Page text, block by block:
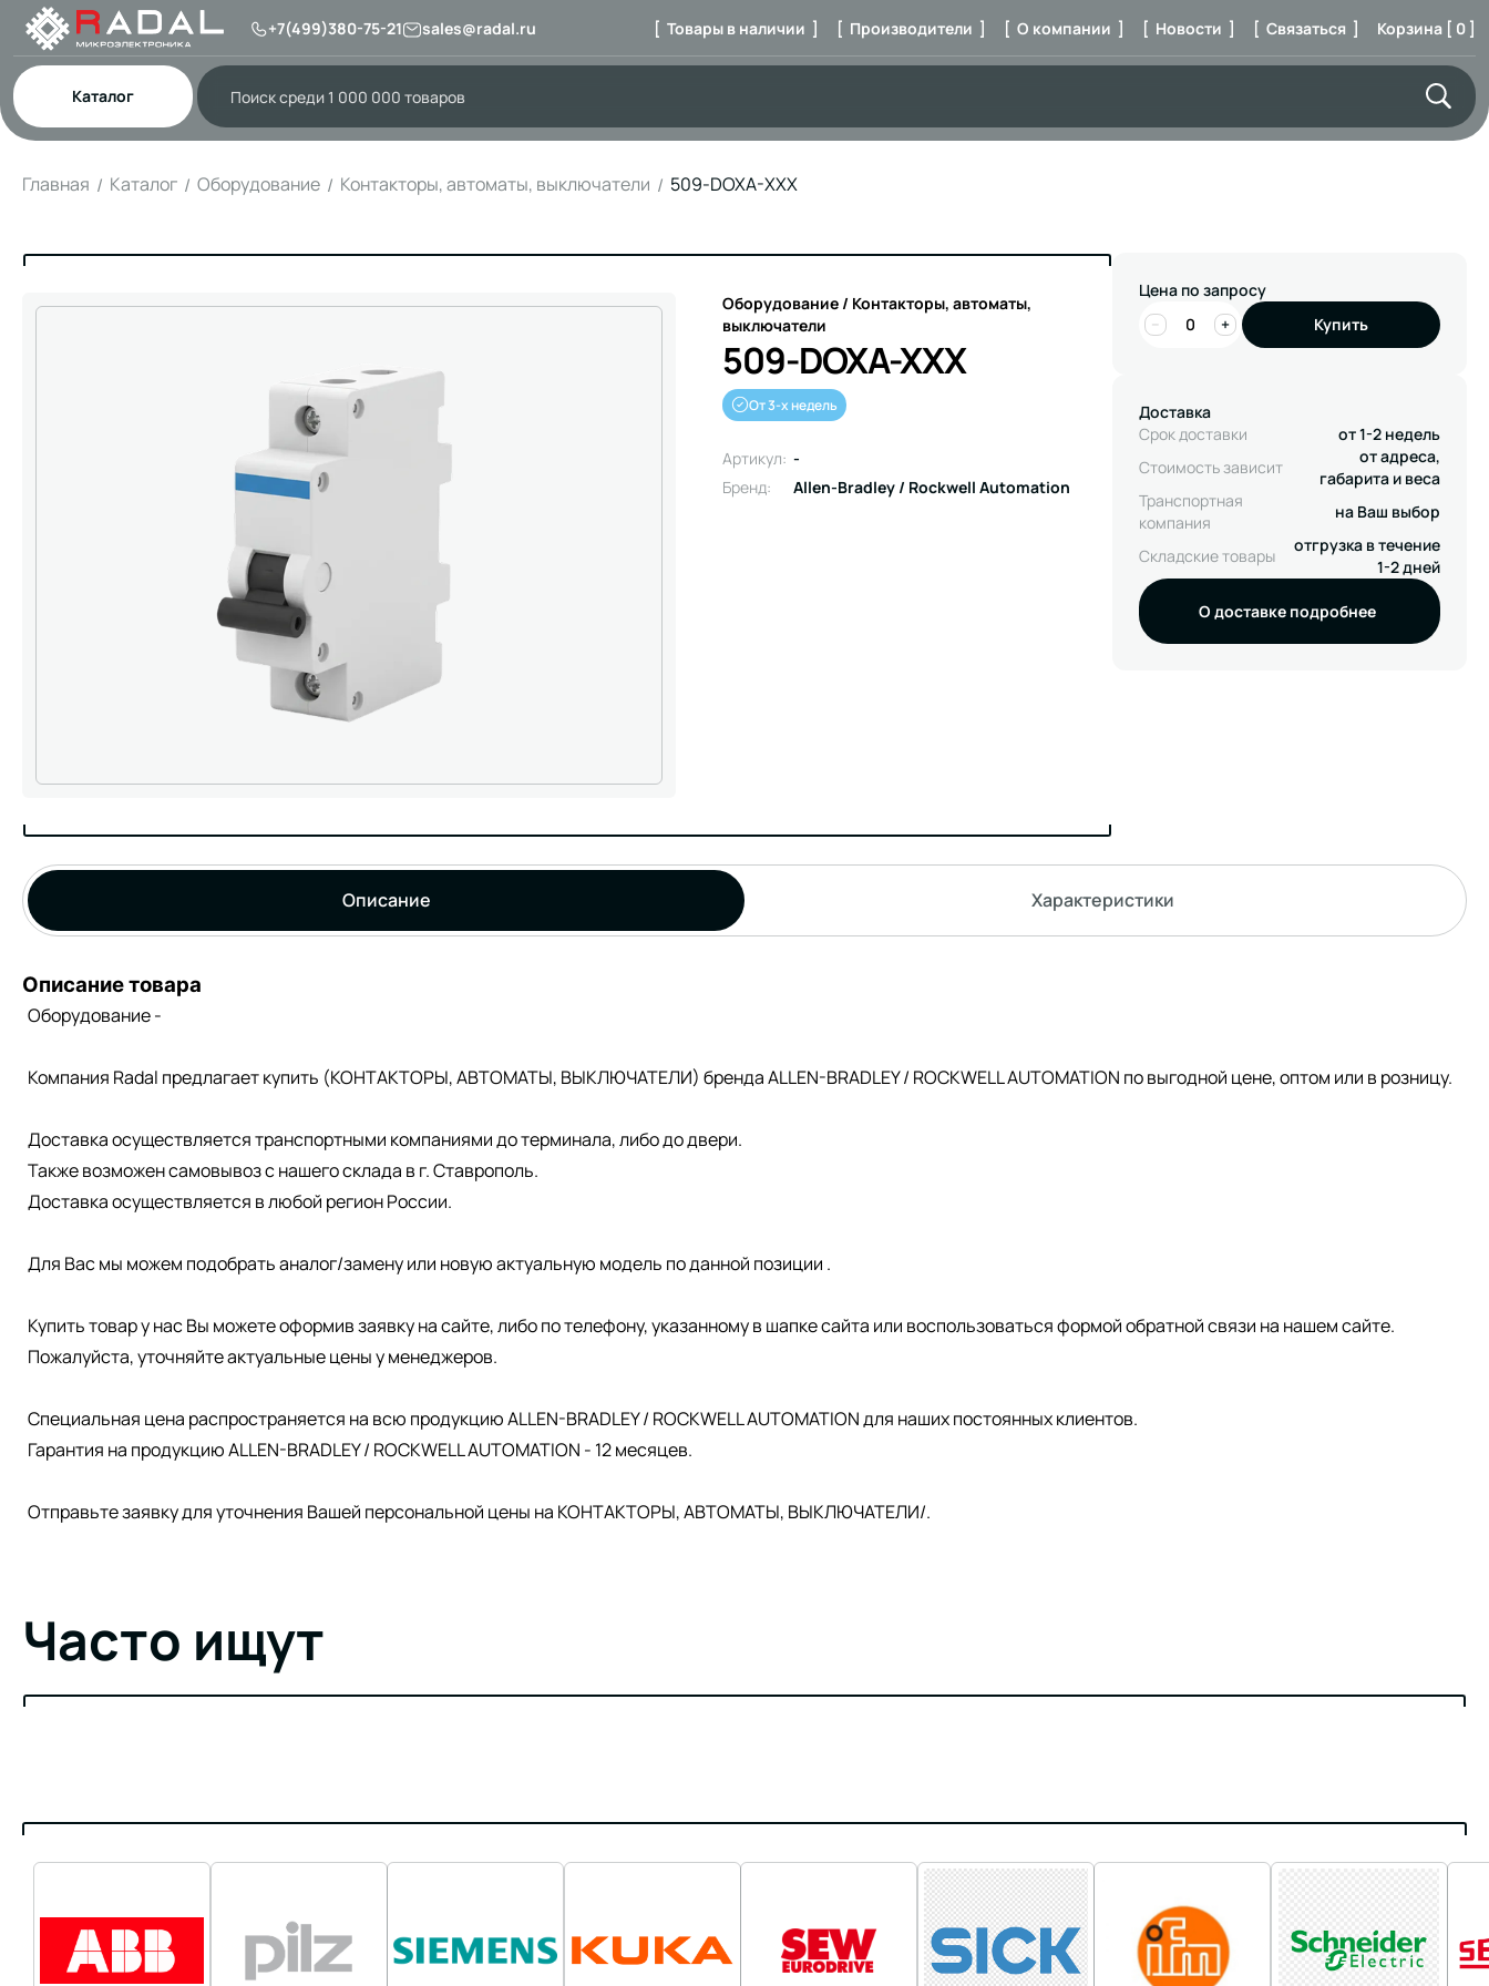
+7(499)380-75-21 sales@radal.ru [ Товары в наличии ] [ Производители ] [ О компании ] [ Новости ] [ Связаться ] Корзина [ 0 ]
Каталог
Главная Каталог Оборудование Контакторы, автоматы, выключатели 509-DOXA-XXX
Оборудование / Контакторы, автоматы,
выключатели
509-DOXA-XXX
От 3-х недель
Артикул: -
Бренд:
Allen-Bradley / Rockwell Automation
Цена по запросу
−
+ Купить
Доставка
Срок доставки
от 1-2 недель
Стоимость зависит
от адреса,
габарита и веса
Транспортная
компания
на Ваш выбор
Складские товары
отгрузка в течение
1-2 дней
О доставке подробнее
Описание Характеристики
Описание товара
Оборудование -
Компания Radal предлагает купить (КОНТАКТОРЫ, АВТОМАТЫ, ВЫКЛЮЧАТЕЛИ) бренда ALLEN-BRADLEY / ROCKWELL AUTOMATION по выгодной цене, оптом или в розницу.
Доставка осуществляется транспортными компаниями до терминала, либо до двери.
Также возможен самовывоз с нашего склада в г. Ставрополь.
Доставка осуществляется в любой регион России.
Для Вас мы можем подобрать аналог/замену или новую актуальную модель по данной позиции .
Купить товар у нас Вы можете оформив заявку на сайте, либо по телефону, указанному в шапке сайта или воспользоваться формой обратной связи на нашем сайте.
Пожалуйста, уточняйте актуальные цены у менеджеров.
Специальная цена распространяется на всю продукцию ALLEN-BRADLEY / ROCKWELL AUTOMATION для наших постоянных клиентов.
Гарантия на продукцию ALLEN-BRADLEY / ROCKWELL AUTOMATION - 12 месяцев.
Отправьте заявку для уточнения Вашей персональной цены на КОНТАКТОРЫ, АВТОМАТЫ, ВЫКЛЮЧАТЕЛИ/.
Часто ищут